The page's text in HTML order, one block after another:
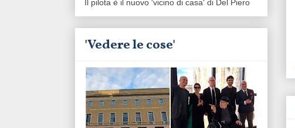
Il pilota è il nuovo 'vicino di casa' di Del Piero
'Vedere le cose'